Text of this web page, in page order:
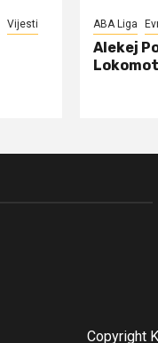
Vijesti ABA Liga
Alekej
Copyright